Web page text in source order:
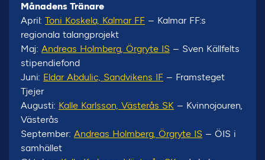
Månadens Tränare
April: Toni Koskela, Kalmar FF – Kalmar FF:s
regionala talangprojekt
Maj: Andreas Holmberg, Örgryte IS – Sven Källfelts
stipendiefond
Juni: Eldar Abdulic, Sandvikens IF – Framsteget
Tjejer
Augusti: Kalle Karlsson, Västerås SK – Kvinnojouren,
Västerås
September: Andreas Holmberg, Örgryte IS – ÖIS i
samhället